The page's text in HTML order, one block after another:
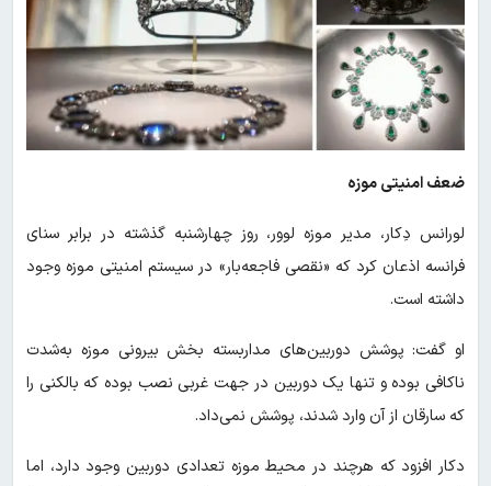
ضعف امنیتی موزه
لورانس دِکار، مدیر موزه لوور، روز چهارشنبه گذشته در برابر سنای
فرانسه اذعان کرد که «نقصی فاجعه‌بار» در سیستم امنیتی موزه وجود
داشته است.
او گفت: پوشش دوربین‌های مداربسته بخش بیرونی موزه به‌شدت
ناکافی بوده و تنها یک دوربین در جهت غربی نصب بوده که بالکنی را
که سارقان از آن وارد شدند، پوشش نمی‌داد.
دکار افزود که هرچند در محیط موزه تعدادی دوربین وجود دارد، اما